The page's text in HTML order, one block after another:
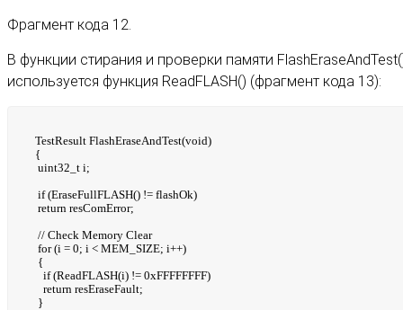
Фрагмент кода 12.
В функции стирания и проверки памяти
используется функция ReadFLASH() (фрагмент кода 13):
TestResult FlashEraseAndTest(void)
{
uint32_t i;
if (EraseFullFLASH() != flashOk)
return resComError;
// Check Memory Clear
for (i = 0; i < MEM_SIZE; i++)
{
if (ReadFLASH(i) != 0xFFFFFFFF)
return resEraseFault;
}